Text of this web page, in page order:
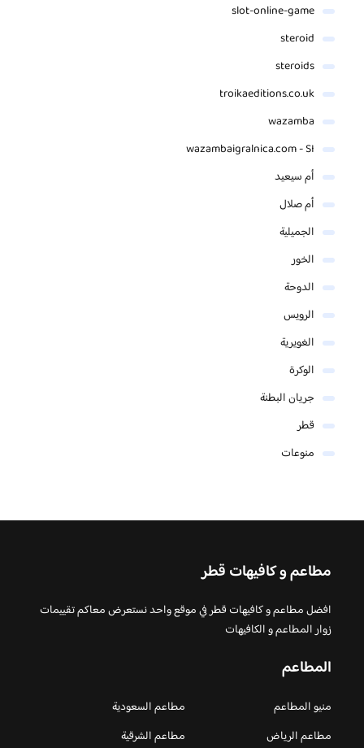
slot-online-game
steroid
steroids
troikaeditions.co.uk
wazamba
wazambaigralnica.com - SI
أم سيعيد
أم صلال
الجميلية
الخور
الدوحة
الرويس
الغويرية
الوكرة
جريان البطنة
قطر
منوعات
مطاعم و كافيهات قطر
افضل مطاعم و كافيهات قطر في موقع واحد نستعرض معاكم تقييمات
زوار المطاعم و الكافيهات
المطاعم
منيو المطاعم
مطاعم السعودية
مطاعم الرياض
مطاعم الشرقية